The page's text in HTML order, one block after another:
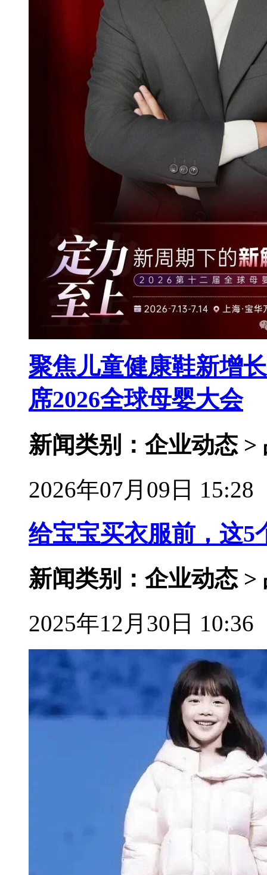
聚焦儿童健康鞋新增
席2026全球母婴大会
新闻类别：企业动态 >
2026年07月09日 15:28
给宝宝买衣服前，这5
新闻类别：企业动态 >
2025年12月30日 10:36